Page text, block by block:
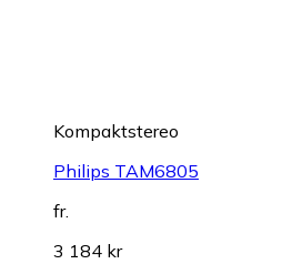
Kompaktstereo
Philips TAM6805
fr.
3 184 kr